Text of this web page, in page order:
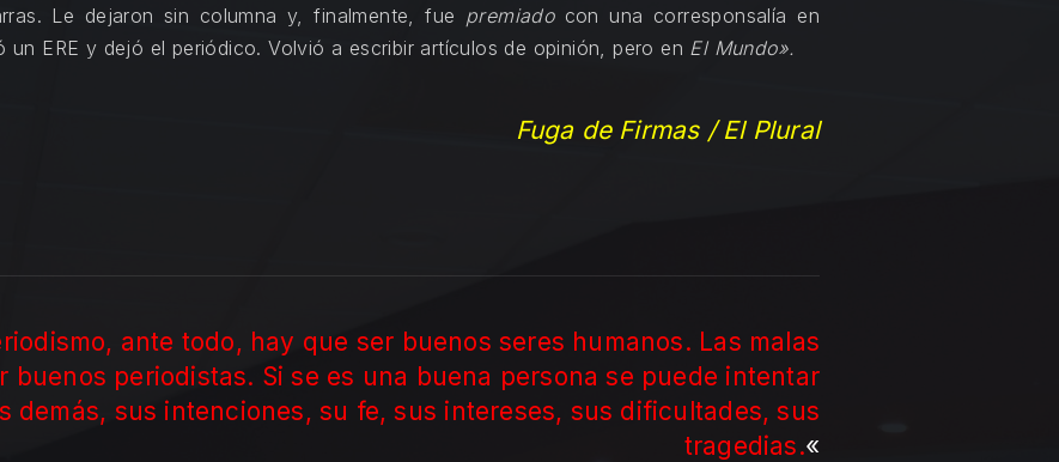
Le dejaron sin columna y, finalmente, fue premiadocon una corresponsalía en
un ERE y dejó el periódico. Volvió a escribir artículos de opinión, pero en El Mundo».
Fuga de Firmas / El Plural
ante todo, hay que ser buenos seres humanos. Las malas
buenos periodistas. Si se es una buena persona se puede intentar
demás, sus intenciones, su fe, sus intereses, sus dificultades, sus
tragedias.«